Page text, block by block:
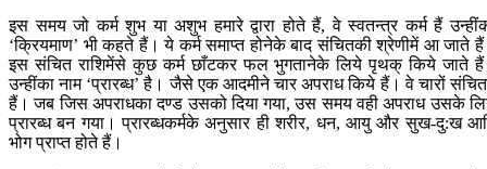
इस समय जो कर्म शुभ या अशुभ हमारे द्वारा होते हैं, वे स्वतन्त्र कर्म हैं
‘क्रियमाण’ भी कहते हैं। ये कर्म समाप्त होनेके बाद संचितकी श्रेणीमें आ जाते
इस संचित राशिमेंसे कुछ कर्म छाँटकर फल भुगतानेके लिये पृथक् किये जाते
उन्हींका नाम ‘प्रारब्ध’ है। जैसे एक आदमीने चार अपराध किये हैं। वे चारों
हैं। जब जिस अपराधका दण्ड उसको दिया गया, उस समय वही अपराध उसके
प्रारब्ध बन गया। प्रारब्धकर्मके अनुसार ही शरीर, धन, आयु और सुख-दु:ख
भोग प्राप्त होते हैं।